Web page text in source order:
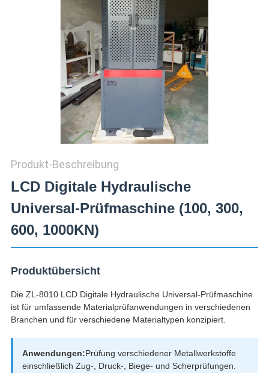
SITEMAP
PRIVACY
Produkt-Beschreibung
LCD Digitale Hydraulische
Universal-Prüfmaschine (100, 300,
600, 1000KN)
Produktübersicht
Die ZL-8010 LCD Digitale Hydraulische Universal-Prüfmaschine
ist für umfassende Materialprüfanwendungen in verschiedenen
Branchen und für verschiedene Materialtypen konzipiert.
Anwendungen:Prüfung verschiedener Metallwerkstoffe
einschließlich Zug-, Druck-, Biege- und Scherprüfungen.